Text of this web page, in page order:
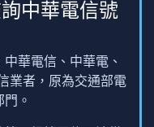
中華電信號
華電信、中華電、
業者，原為交通部電
。